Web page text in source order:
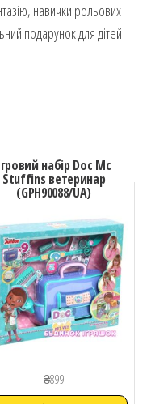
навички рольових
подарунок для дітей
набір Doc Mc
Stuffins ветеринар
(GPH90088/UA)
₴899